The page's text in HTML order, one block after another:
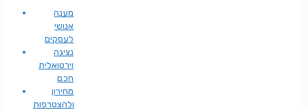
מענה
אנושי
לעסקים
נציגה
וירטואלית
חכם
מחירון
ולהצטרפות